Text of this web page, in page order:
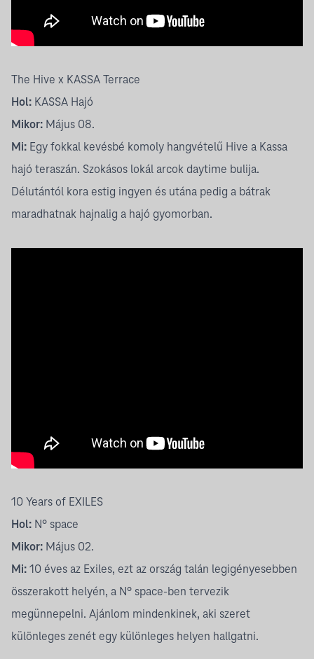
The Hive x KASSA Terrace
Hol: KASSA Hajó
Mikor: Május 08.
Mi: Egy fokkal kevésbé komoly hangvételű Hive a Kassa
hajó teraszán. Szokásos lokál arcok daytime bulija.
Délutántól kora estig ingyen és utána pedig a bátrak
maradhatnak hajnalig a hajó gyomorban.
10 Years of EXILES
Hol: N° space
Mikor: Május 02.
Mi: 10 éves az Exiles, ezt az ország talán legigényesebben
összerakott helyén, a N° space-ben tervezik
megünnepelni. Ajánlom mindenkinek, aki szeret
különleges zenét egy különleges helyen hallgatni.